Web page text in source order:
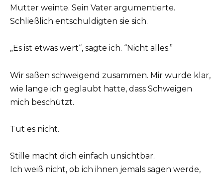
Mutter weinte. Sein Vater argumentierte.
Schließlich entschuldigten sie sich.
„Es ist etwas wert“, sagte ich. “Nicht alles.”
Wir saßen schweigend zusammen. Mir wurde klar,
wie lange ich geglaubt hatte, dass Schweigen
mich beschützt.
Tut es nicht.
Stille macht dich einfach unsichtbar.
Ich weiß nicht, ob ich ihnen jemals sagen werde,